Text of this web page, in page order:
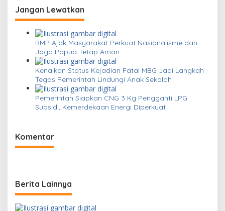
Jangan Lewatkan
BMP Ajak Masyarakat Perkuat Nasionalisme dan
Jaga Papua Tetap Aman
Kenaikan Status Kejadian Fatal MBG Jadi Langkah
Tegas Pemerintah Lindungi Anak Sekolah
Pemerintah Siapkan CNG 3 Kg Pengganti LPG
Subsidi, Kemerdekaan Energi Diperkuat
Komentar
Berita Lainnya